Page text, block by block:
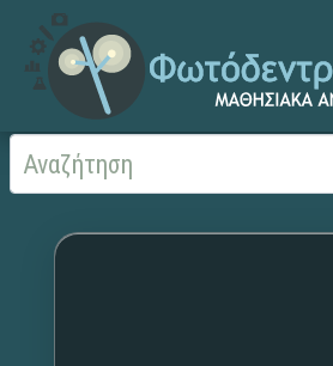
Αρχική Χωρίς τίτλο